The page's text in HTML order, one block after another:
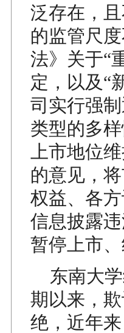
泛存在，
的监管尺
法》关于“
定，以及“
司实行强
类型的多
上市地位
的意见，
权益、各
信息披露
暂停上市、
东南大学
期以来，
绝，近年